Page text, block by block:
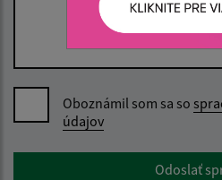
Oboznámil som sa so
údajov
Google reCaptcha ResponseOdoslať